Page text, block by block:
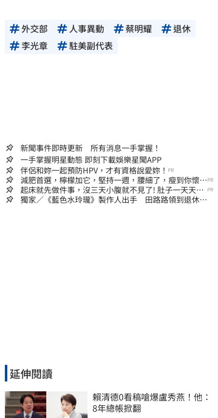
外交部 人事異動 蔡明耀
退休
李光章
駐美副代表
新聞事件即時更新 所有消息一手掌握！
一手掌握明星動態 即刻下載娛樂星聞APP
伴侶和妳一起預防HPV，才有資格說愛妳！ PR
減肥首選，檸檬加它，堅持一週，腰細了，瘦到你懷疑
人生
PR
起床就先做件事，沒三天小腹就不見了! 肚子一天天變
小！
PR
獨家／《藍色水玲瓏》製作人出手 田路路領到退休
延伸閱讀
賴清德0看稿嗆爆盧秀燕！他：
8年總帳掀翻